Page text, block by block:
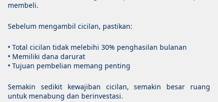
membeli.
Sebelum mengambil cicilan, pastikan:
• Total cicilan tidak melebihi 30% penghasilan bulanan
• Memiliki dana darurat
• Tujuan pembelian memang penting
Semakin sedikit kewajiban cicilan, semakin besar ruang
untuk menabung dan berinvestasi.